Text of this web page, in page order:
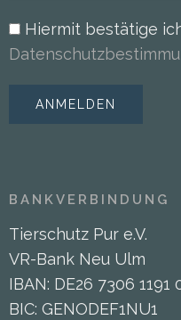
Hiermit bestätige
BANKVERBINDUNG
Tierschutz Pur e.V.
VR-Bank Neu Ulm
IBAN: DE26 7306 1191
BIC: GENODEF1NU1